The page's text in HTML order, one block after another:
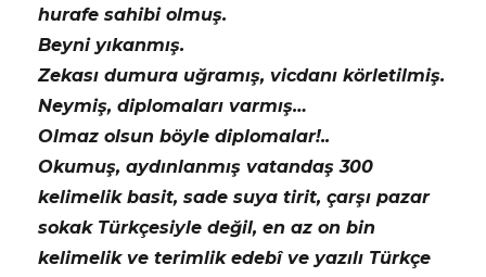
hurafe sahibi olmuş.
Beyni yıkanmış.
Zekası dumura uğramış, vicdanı körletilmiş.
Neymiş, diplomaları varmış…
Olmaz olsun böyle diplomalar!..
Okumuş, aydınlanmış vatandaş 300
kelimelik basit, sade suya tirit, çarşı pazar
sokak Türkçesiyle değil, en az on bin
kelimelik ve terimlik edebî ve yazılı Türkçe